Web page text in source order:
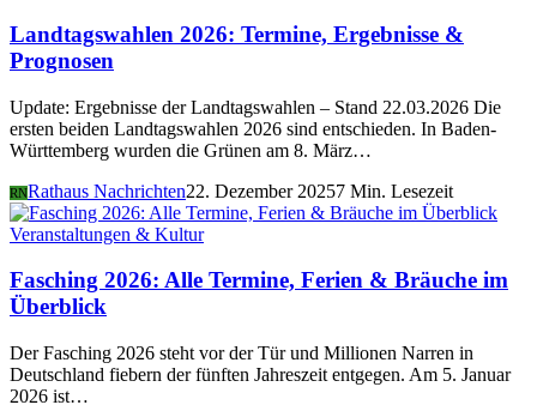
Landtagswahlen 2026: Termine, Ergebnisse &
Prognosen
Update: Ergebnisse der Landtagswahlen – Stand 22.03.2026 Die
ersten beiden Landtagswahlen 2026 sind entschieden. In Baden-
Württemberg wurden die Grünen am 8. März…
RNRathaus Nachrichten22. Dezember 20257 Min. Lesezeit
Veranstaltungen & Kultur
Fasching 2026: Alle Termine, Ferien & Bräuche im
Überblick
Der Fasching 2026 steht vor der Tür und Millionen Narren in
Deutschland fiebern der fünften Jahreszeit entgegen. Am 5. Januar
2026 ist…